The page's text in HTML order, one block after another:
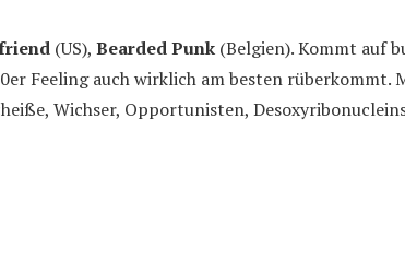
(US), Bearded Punk (Belgien). Kommt auf
Feeling auch wirklich am besten rüberkommt.
Wichser, Opportunisten,